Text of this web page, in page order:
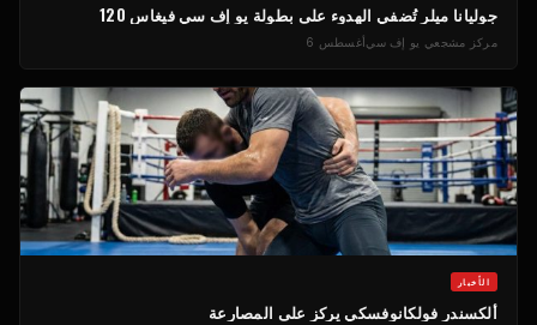
جوليانا ميلر تُضفي الهدوء على بطولة يو إف سي فيغاس 120
مركز مشجعي يو إف سيأغسطس 6
الأخبار
ألكسندر فولكانوفسكي يركز على المصارعة